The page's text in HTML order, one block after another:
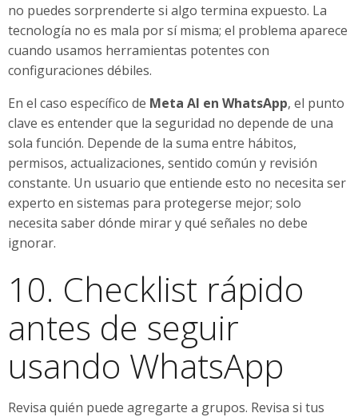
no puedes sorprenderte si algo termina expuesto. La
tecnología no es mala por sí misma; el problema aparece
cuando usamos herramientas potentes con
configuraciones débiles.
En el caso específico de Meta AI en WhatsApp, el punto
clave es entender que la seguridad no depende de una
sola función. Depende de la suma entre hábitos,
permisos, actualizaciones, sentido común y revisión
constante. Un usuario que entiende esto no necesita ser
experto en sistemas para protegerse mejor; solo
necesita saber dónde mirar y qué señales no debe
ignorar.
10. Checklist rápido
antes de seguir
usando WhatsApp
Revisa quién puede agregarte a grupos. Revisa si tus